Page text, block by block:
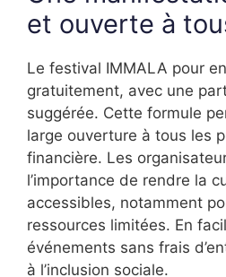
et ouverte à
Le festival IMMALA pour
gratuitement, avec une
suggérée. Cette formule
large ouverture à tous les
financière. Les
l’importance de rendre la
accessibles, notamment
ressources limitées. En
événements sans frais
à l’inclusion sociale.